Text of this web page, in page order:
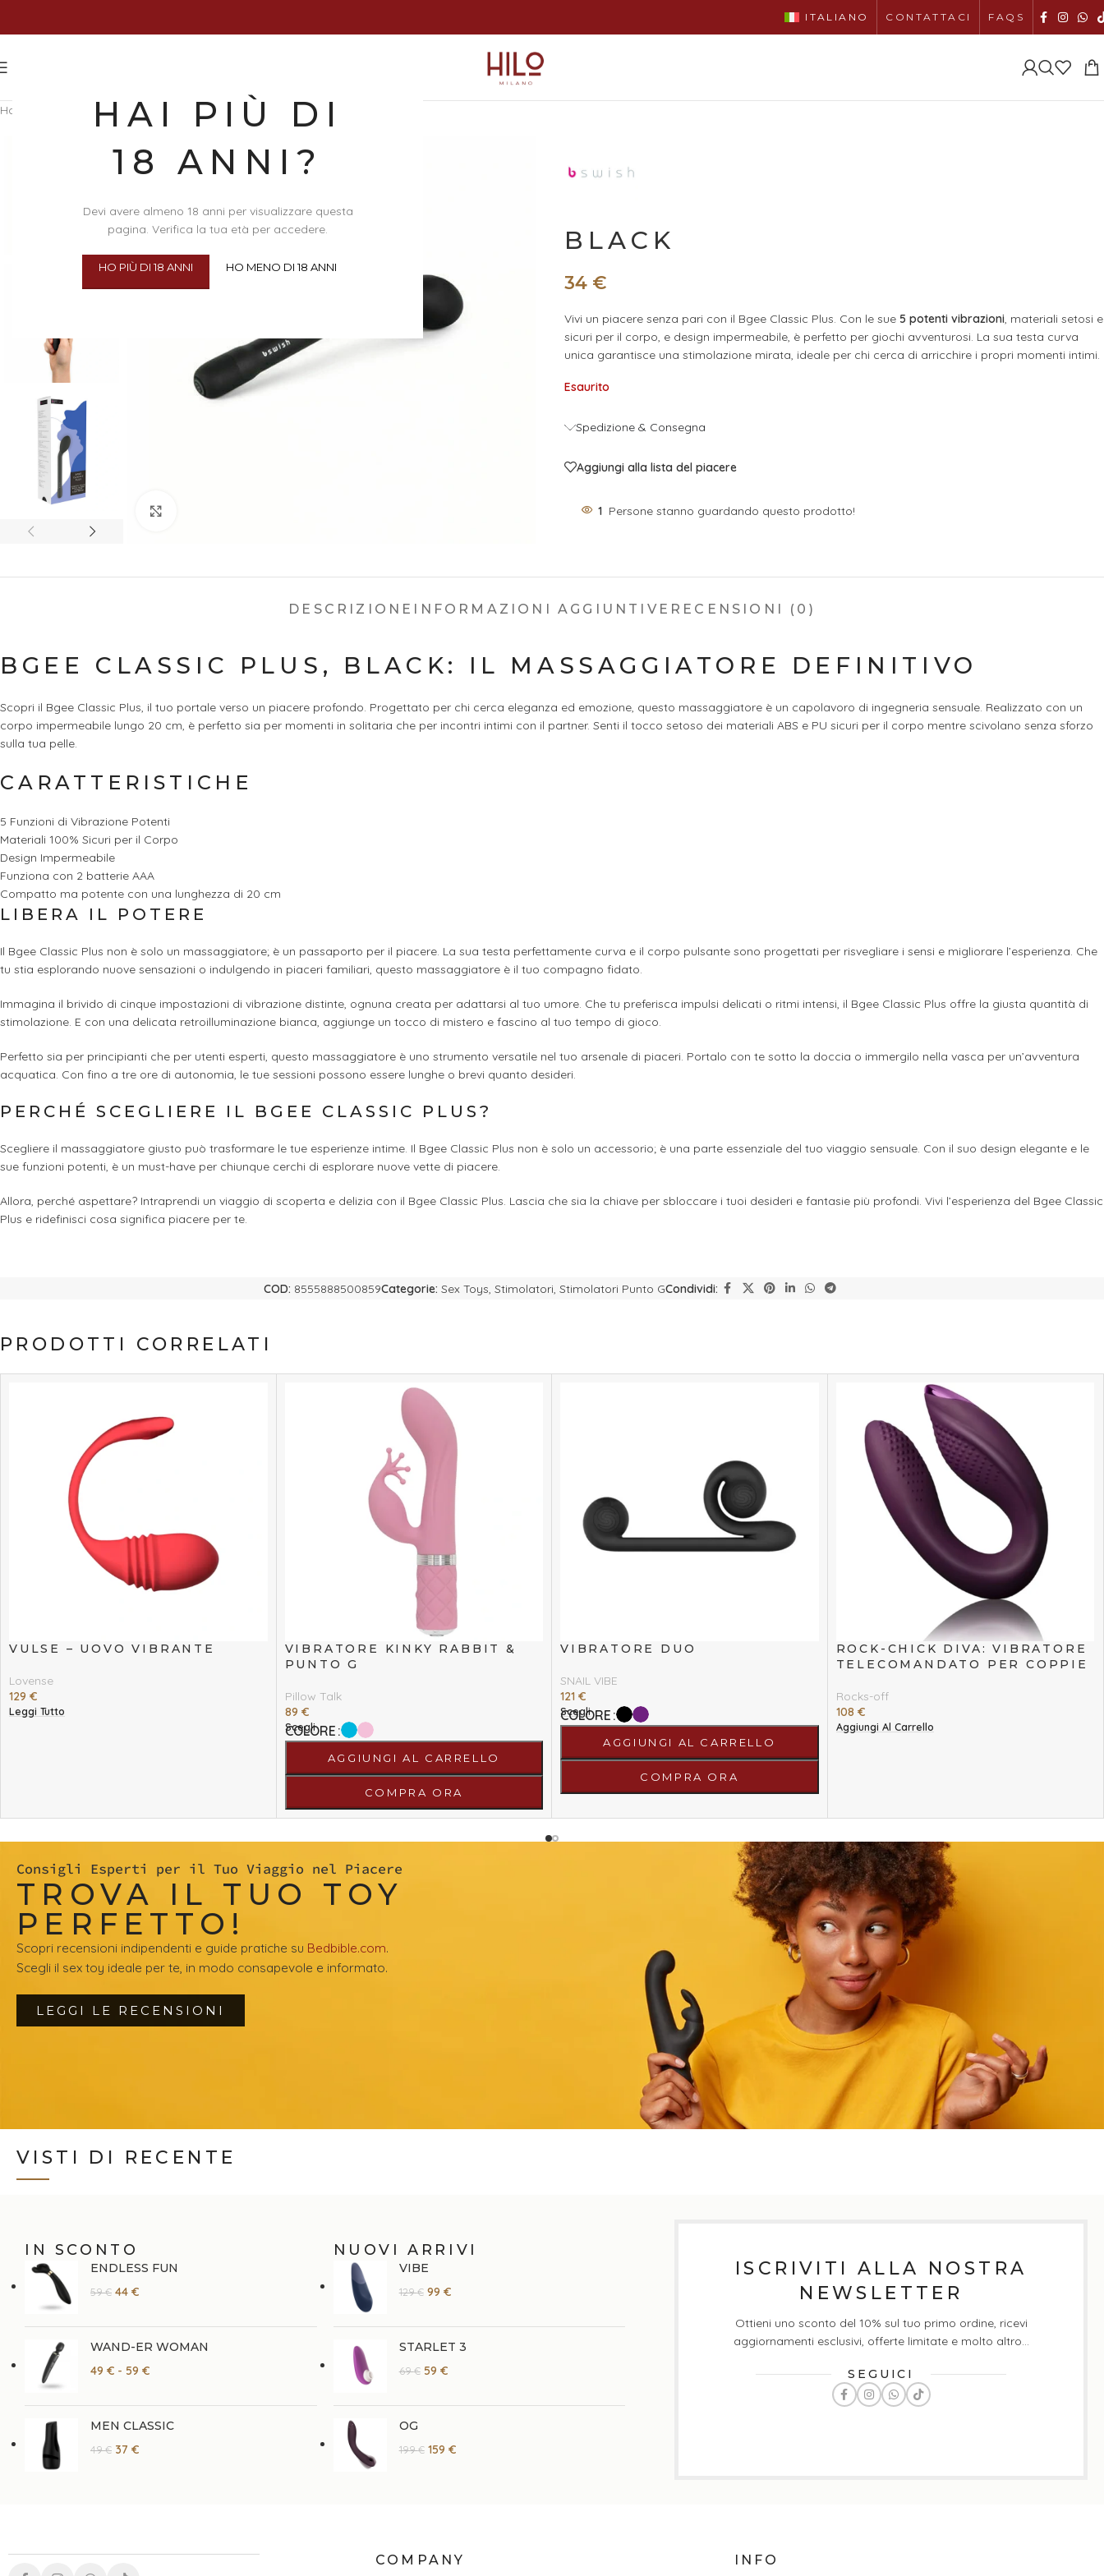
HAI PIÙ DI
18 ANNI?
Devi avere almeno 18 anni per visualizzare questa
pagina. Verifica la tua età per accedere.
HO PIÙ DI 18 ANNI HO MENO DI 18 ANNI
ITALIANO CONTATTACI FAQS
Home Stimolatori Stimolatori Punto G Black
BLACK
34 €
Vivi un piacere senza pari con il Bgee Classic Plus. Con le sue 5 potenti vibrazioni, materiali setosi e
sicuri per il corpo, e design impermeabile, è perfetto per giochi avventurosi. La sua testa curva
unica garantisce una stimolazione mirata, ideale per chi cerca di arricchire i propri momenti intimi.
Esaurito
Spedizione & Consegna
Aggiungi alla lista del piacere
1 Persone stanno guardando questo prodotto!
DESCRIZIONE INFORMAZIONI AGGIUNTIVE RECENSIONI (0)
BGEE CLASSIC PLUS, BLACK: IL MASSAGGIATORE DEFINITIVO
Scopri il Bgee Classic Plus, il tuo portale verso un piacere profondo. Progettato per chi cerca eleganza ed emozione, questo massaggiatore è un capolavoro di ingegneria sensuale. Realizzato con un
corpo impermeabile lungo 20 cm, è perfetto sia per momenti in solitaria che per incontri intimi con il partner. Senti il tocco setoso dei materiali ABS e PU sicuri per il corpo mentre scivolano senza sforzo
sulla tua pelle.
CARATTERISTICHE
5 Funzioni di Vibrazione Potenti
Materiali 100% Sicuri per il Corpo
Design Impermeabile
Funziona con 2 batterie AAA
Compatto ma potente con una lunghezza di 20 cm
LIBERA IL POTERE
Il Bgee Classic Plus non è solo un massaggiatore; è un passaporto per il piacere. La sua testa perfettamente curva e il corpo pulsante sono progettati per risvegliare i sensi e migliorare l’esperienza. Che
tu stia esplorando nuove sensazioni o indulgendo in piaceri familiari, questo massaggiatore è il tuo compagno fidato.
Immagina il brivido di cinque impostazioni di vibrazione distinte, ognuna creata per adattarsi al tuo umore. Che tu preferisca impulsi delicati o ritmi intensi, il Bgee Classic Plus offre la giusta quantità di
stimolazione. E con una delicata retroilluminazione bianca, aggiunge un tocco di mistero e fascino al tuo tempo di gioco.
Perfetto sia per principianti che per utenti esperti, questo massaggiatore è uno strumento versatile nel tuo arsenale di piaceri. Portalo con te sotto la doccia o immergilo nella vasca per un’avventura
acquatica. Con fino a tre ore di autonomia, le tue sessioni possono essere lunghe o brevi quanto desideri.
PERCHÉ SCEGLIERE IL BGEE CLASSIC PLUS?
Scegliere il massaggiatore giusto può trasformare le tue esperienze intime. Il Bgee Classic Plus non è solo un accessorio; è una parte essenziale del tuo viaggio sensuale. Con il suo design elegante e le
sue funzioni potenti, è un must-have per chiunque cerchi di esplorare nuove vette di piacere.
Allora, perché aspettare? Intraprendi un viaggio di scoperta e delizia con il Bgee Classic Plus. Lascia che sia la chiave per sbloccare i tuoi desideri e fantasie più profondi. Vivi l’esperienza del Bgee Classic
Plus e ridefinisci cosa significa piacere per te.
COD: 8555888500859Categorie: Sex Toys Stimolatori Stimolatori Punto GCondividi:
PRODOTTI CORRELATI
VULSE – UOVO VIBRANTE
Lovense
129 €
Leggi Tutto
VIBRATORE KINKY RABBIT &
PUNTO G
Pillow Talk
89 €
Scegli
COLORE
AGGIUNGI AL CARRELLO
COMPRA ORA
VIBRATORE DUO
SNAIL VIBE
121 €
Scegli
COLORE
AGGIUNGI AL CARRELLO
COMPRA ORA
ROCK-CHICK DIVA: VIBRATORE
TELECOMANDATO PER COPPIE
Rocks-off
108 €
Aggiungi Al Carrello
Consigli Esperti per il Tuo Viaggio nel Piacere
TROVA IL TUO TOY
PERFETTO!
Scopri recensioni indipendenti e guide pratiche su Bedbible.com.
Scegli il sex toy ideale per te, in modo consapevole e informato.
LEGGI LE RECENSIONI
VISTI DI RECENTE
IN SCONTO
ENDLESS FUN
59€ 44 €
WAND-ER WOMAN
49 € - 59 €
MEN CLASSIC
49€ 37 €
NUOVI ARRIVI
VIBE
129€ 99 €
STARLET 3
69€ 59 €
OG
199€ 159 €
ISCRIVITI ALLA NOSTRA
NEWSLETTER
Ottieni uno sconto del 10% sul tuo primo ordine, ricevi
aggiornamenti esclusivi, offerte limitate e molto altro...
SEGUICI
COMPANY INFO